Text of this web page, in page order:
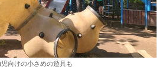
児向けの小さめの遊具も